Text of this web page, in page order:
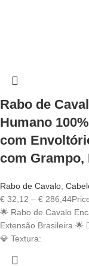
Rabo de
Humano
com
com Grampo,
Rabo de Cavalo
€ 32,12 – € 286,44
🌟 Rabo de Cavalo
Extensão Brasileira 🌟
💎 Textura: